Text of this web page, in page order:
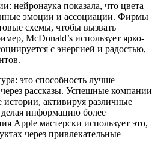
нейронаука показала, что цвета
эмоции и ассоциации. Фирмы
схемы, чтобы вызвать
McDonald’s использует ярко-
с энергией и радостью,
это способность лучше
рассказы. Успешные компании
истории, активируя различные
информацию более
Apple мастерски использует это,
через привлекательные